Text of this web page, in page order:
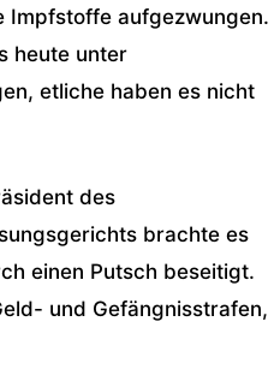
Impfstoffe aufgezwungen.
heute unter
etliche haben es nicht
des
brachte es
einen Putsch beseitigt.
und Gefängnisstrafen,